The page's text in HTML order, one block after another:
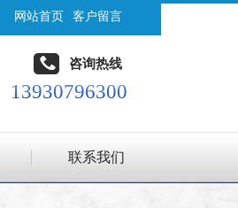
网站首页 客户留言
咨询热线
13930796300
联系我们